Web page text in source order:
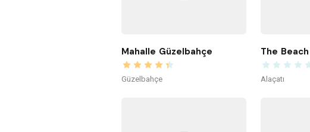
Mahalle Güzelbahçe
Güzelbahçe
The
Alaçatı